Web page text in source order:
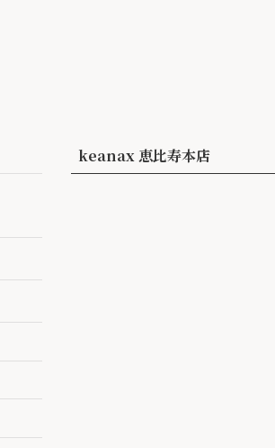
keanax 恵比寿本店